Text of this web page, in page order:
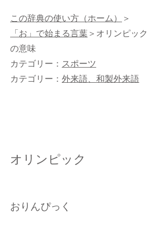
この辞典の使い方（ホーム）＞
「お」で始まる言葉＞オリンピック
の意味
カテゴリー： スポーツ
カテゴリー： 外来語、和製外来語
オリンピック
おりんぴっく